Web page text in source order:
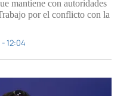
mantiene con autoridades
por el conflicto con la
- 12:04